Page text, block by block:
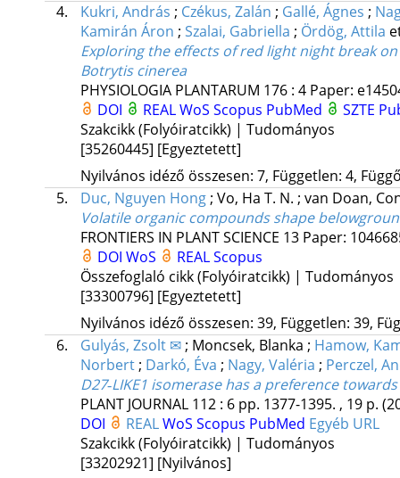
4.
Kukri, András ; Czékus, Zalán ; Gallé, Ágnes ;
Kamirán Áron ; Szalai, Gabriella ; Ördög, Attila
Exploring the effects of red light night break
Botrytis cinerea
PHYSIOLOGIA PLANTARUM 176: 4 Paper:
DOI
REALWoS Scopus PubMed
SZTE
Szakcikk (Folyóiratcikk) | Tudományos
[35260445] [Egyeztetett]
Nyilvános idéző összesen: 7, Független: 4,
5.
Duc, Nguyen Hong ; Vo, Ha T. N. ; van Doan,
Volatile organic compounds shape
FRONTIERS IN PLANT SCIENCE 13 Paper:
DOI WoS REALScopus
Összefoglaló cikk (Folyóiratcikk) | Tudományos
[33300796] [Egyeztetett]
Nyilvános idéző összesen: 39, Független: 39,
6.
Gulyás, Zsolt ✉ ; Moncsek, Blanka ; Hamow,
Norbert ; Darkó, Éva ; Nagy, Valéria ; Perczel,
D27‐LIKE1 isomerase has a preference
PLANT JOURNAL 112: 6 pp. 1377-1395. , 19 p.
DOI
REALWoS Scopus PubMed Egyéb URL
Szakcikk (Folyóiratcikk) | Tudományos
[33202921] [Nyilvános]